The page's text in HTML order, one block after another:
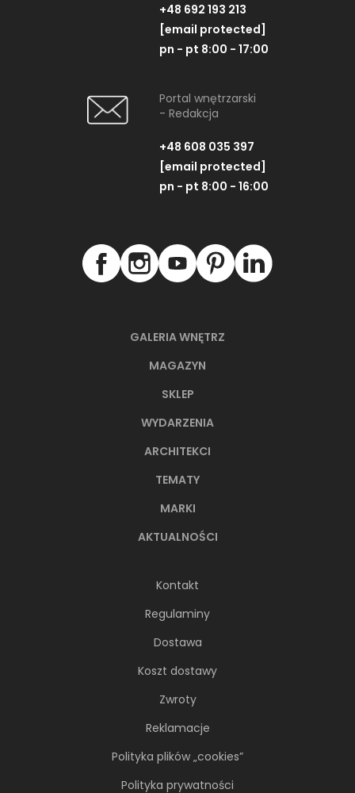
GALERIA WNĘTRZ
MAGAZYN
SKLEP
WYDARZENIA
ARCHITEKCI
TEMATY
MARKI
AKTUALNOŚCI
Kontakt
Regulaminy
Dostawa
Koszt dostawy
Zwroty
Reklamacje
Polityka plików „cookies”
Polityka prywatności
+48 692 193 213
[email protected]
pn - pt 8:00 - 17:00
Portal wnętrzarski
- Redakcja
+48 608 035 397
[email protected]
pn - pt 8:00 - 16:00